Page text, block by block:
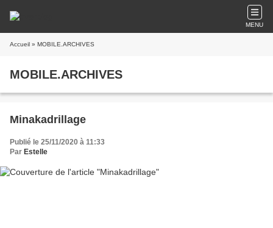
MENU
Accueil » MOBILE.ARCHIVES
MOBILE.ARCHIVES
Minakadrillage
Publié le 25/11/2020 à 11:33
Par Estelle